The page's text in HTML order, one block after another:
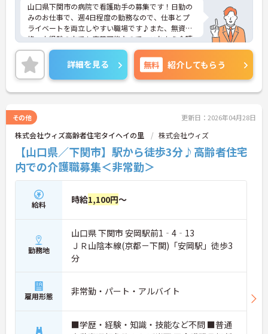
山口県下関市の病院で看護助手の募集です！日勤の
みのお仕事で、週4日程度の勤務なので、仕事とプ
ライベートを両立しやすい職場です♪また、無資
格・未経験の方でも応募可能なので、これから介護
業界に挑戦したいという方にピッタリ◎ご興味のあ
る方は、面接ポイントをお伝えしますので、お気軽
にご連絡ください。
詳細を見る 無料 紹介してもらう
その他 更新日：2026年04月28日
株式会社ウィズ高齢者住宅タイヘイの里 株式会社ウィズ
【山口県／下関市】駅から徒歩3分♪高齢者住宅
内での介護職募集＜非常勤＞
給料 時給1,100円～
勤務地
山口県 下関市 安岡駅前1‐4‐13
ＪＲ山陰本線(京都－下関)「安岡駅」徒歩3
分
雇用形態 非常勤・パート・アルバイト
■学歴・経験・知識・技能など不問 ■普通